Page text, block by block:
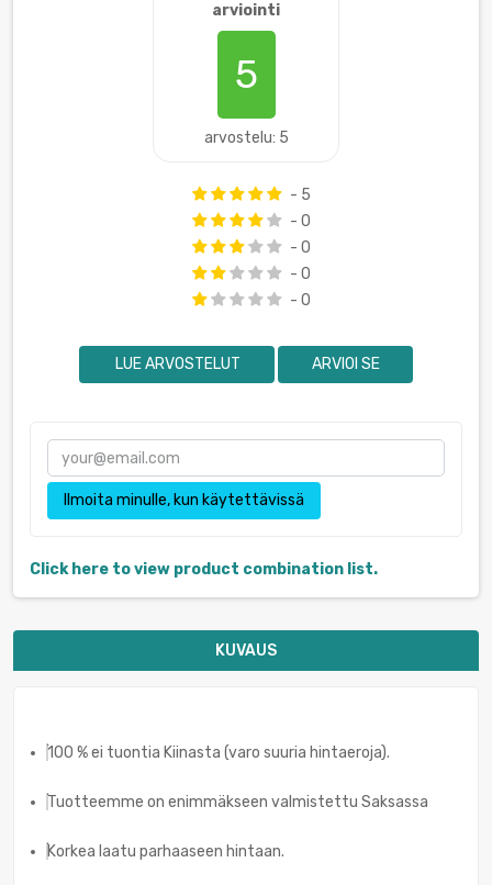
arviointi
5
arvostelu: 5
- 5
- 0
- 0
- 0
- 0
LUE ARVOSTELUT ARVIOI SE
Ilmoita minulle, kun käytettävissä
Click here to view product combination list.
KUVAUS
100 % ei tuontia Kiinasta (varo suuria hintaeroja).
Tuotteemme on enimmäkseen valmistettu Saksassa
Korkea laatu parhaaseen hintaan.